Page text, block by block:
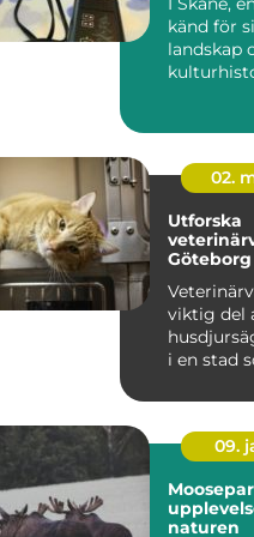
känd för
landskap
02.
Utforska
Göteborg
viktig del
i en stad
09.
naturen